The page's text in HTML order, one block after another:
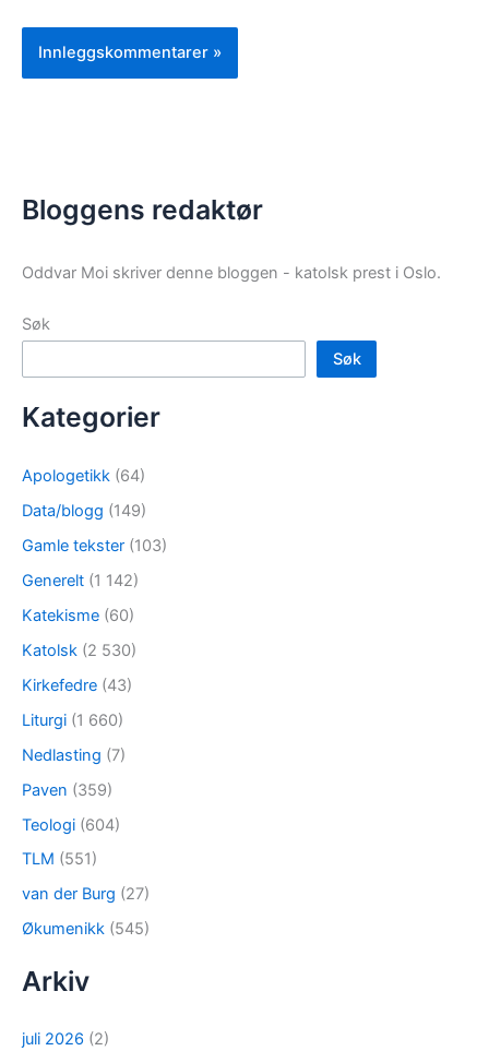
Bloggens redaktør
Oddvar Moi skriver denne bloggen - katolsk prest i Oslo.
Søk
Søk
Kategorier
Apologetikk (64)
Data/blogg (149)
Gamle tekster (103)
Generelt (1 142)
Katekisme (60)
Katolsk (2 530)
Kirkefedre (43)
Liturgi (1 660)
Nedlasting (7)
Paven (359)
Teologi (604)
TLM (551)
van der Burg (27)
Økumenikk (545)
Arkiv
juli 2026 (2)